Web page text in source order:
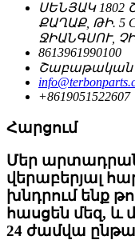
ՍԵՆՅԱԿ
ՔԱՂԱՔ, ԹԻ. 5
ՋԻԱՆԳՍՈՒ,
8613961990100
Շաբաթական 7
+8619051522607
Հարցում
Մեր
վերաբերյալ
խնդրում ենք
հասցեն մեզ, և
24 ժամվա